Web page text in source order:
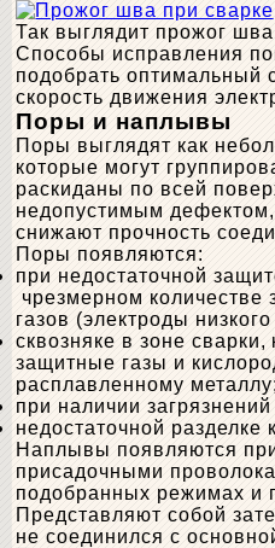
Так выглядит прожог
Способы исправления
подобрать оптимальный
скорость движения
Поры и наплывы
Поры выглядят как
которые могут
раскиданы по всей
недопустимым дефектом,
снижают прочность
Поры появляются:
при недостаточной
чрезмерном количестве
газов (электроды низкого
сквозняке в зоне сварки,
защитные газы и
расплавленному металлу;
при наличии
недостаточной разделке
Наплывы появляются
присадочными
подобранных режимах и
Представляют собой
не соединился с